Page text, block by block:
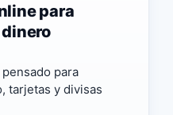
para
para
tarjetas y divisas